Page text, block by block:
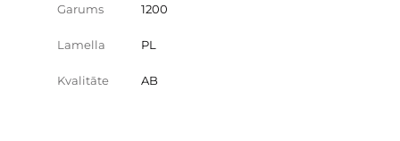
Garums 1200
Lamella PL
Kvalitāte AB